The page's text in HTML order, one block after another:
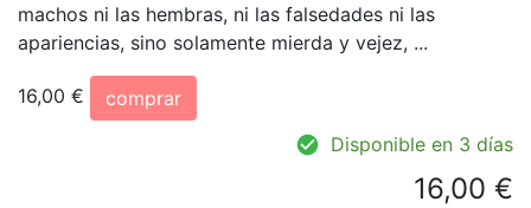
machos ni las hembras, ni las falsedades ni las
apariencias, sino solamente mierda y vejez, ...
16,00 €
comprar
Disponible en 3 días
16,00 €